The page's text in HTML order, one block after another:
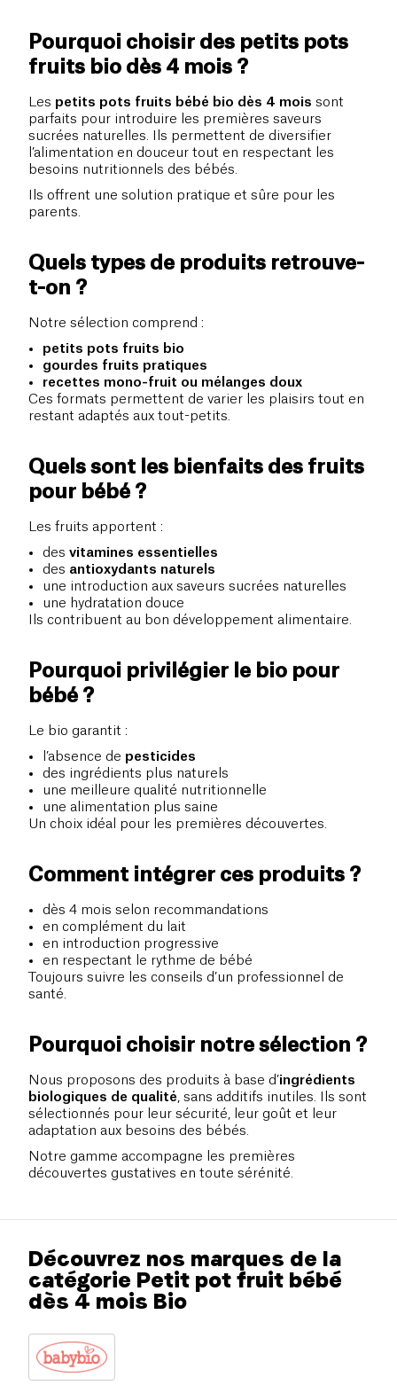
Pourquoi choisir des petits pots
fruits bio dès 4 mois ?
Les petits pots fruits bébé bio dès 4 mois sont
parfaits pour introduire les premières saveurs
sucrées naturelles. Ils permettent de diversifier
l’alimentation en douceur tout en respectant les
besoins nutritionnels des bébés.
Ils offrent une solution pratique et sûre pour les
parents.
Quels types de produits retrouve-
t-on ?
Notre sélection comprend :
petits pots fruits bio
gourdes fruits pratiques
recettes mono-fruit ou mélanges doux
Ces formats permettent de varier les plaisirs tout en
restant adaptés aux tout-petits.
Quels sont les bienfaits des fruits
pour bébé ?
Les fruits apportent :
des vitamines essentielles
des antioxydants naturels
une introduction aux saveurs sucrées naturelles
une hydratation douce
Ils contribuent au bon développement alimentaire.
Pourquoi privilégier le bio pour
bébé ?
Le bio garantit :
l’absence de pesticides
des ingrédients plus naturels
une meilleure qualité nutritionnelle
une alimentation plus saine
Un choix idéal pour les premières découvertes.
Comment intégrer ces produits ?
dès 4 mois selon recommandations
en complément du lait
en introduction progressive
en respectant le rythme de bébé
Toujours suivre les conseils d’un professionnel de
santé.
Pourquoi choisir notre sélection ?
Nous proposons des produits à base d’ingrédients
biologiques de qualité , sans additifs inutiles. Ils sont
sélectionnés pour leur sécurité, leur goût et leur
adaptation aux besoins des bébés.
Notre gamme accompagne les premières
découvertes gustatives en toute sérénité.
Découvrez nos marques de la
catégorie Petit pot fruit bébé
dès 4 mois Bio